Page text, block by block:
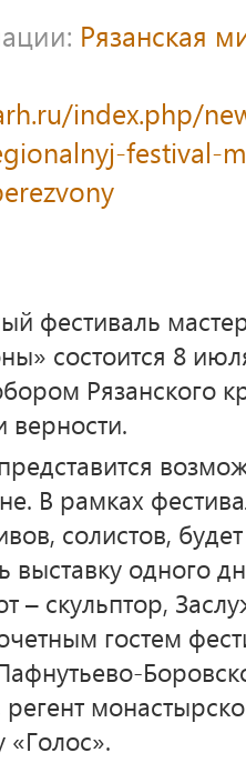
Рязанская
index.php/
festival-
фестиваль
состоится 8
Рязанского
В рамках
солистов,
выставку одного
– скульптор,
гостем
«Голос».